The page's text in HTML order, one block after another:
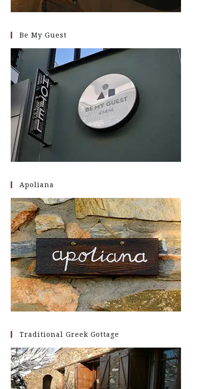
Be My Guest
Apoliana
Traditional Greek Gottage